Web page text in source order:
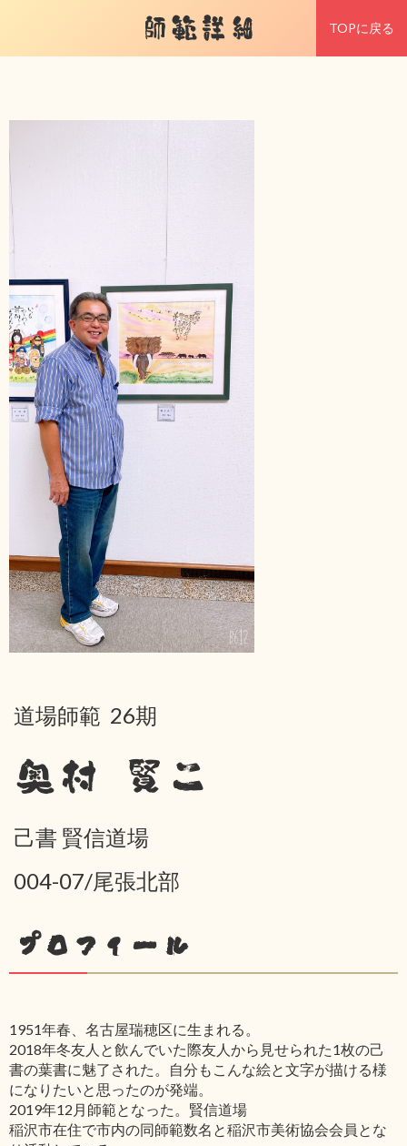
師範詳細 TOPに戻る
道場師範 26期
奥村 賢二
己書 賢信道場
004-07/尾張北部
プロフィール
1951年春、名古屋瑞穂区に生まれる。
2018年冬友人と飲んでいた際友人から見せられた1枚の己
書の葉書に魅了された。自分もこんな絵と文字が描ける様
になりたいと思ったのが発端。
2019年12月師範となった。賢信道場
稲沢市在住で市内の同師範数名と稲沢市美術協会会員とな